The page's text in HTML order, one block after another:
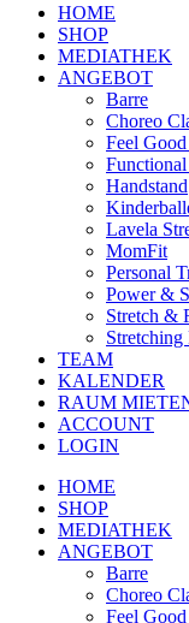
HOME
SHOP
MEDIATHEK
ANGEBOT
Barre
Choreo
Feel
Handstand
Lavela
MomFit
Personal
Power &
Stretch &
Stretching
TEAM
KALENDER
RAUM
ACCOUNT
LOGIN
HOME
SHOP
MEDIATHEK
ANGEBOT
Barre
Choreo
Feel